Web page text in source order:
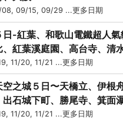
09/15, 09/29 ...更多日期
日-紅葉、和歌山電鐵超人
紅葉溪庭園、高台寺、清
11/20, 11/21 ...更多日期
之城５日〜天橋立、伊根
石城下町、勝尾寺、箕面
11/20, 11/21 ...更多日期